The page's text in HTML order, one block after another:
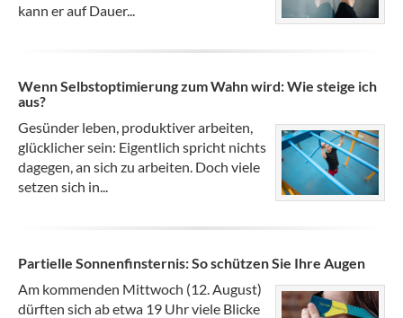
kann er auf Dauer...
Wenn Selbstoptimierung zum Wahn wird: Wie steige ich
aus?
Gesünder leben, produktiver arbeiten,
glücklicher sein: Eigentlich spricht nichts
dagegen, an sich zu arbeiten. Doch viele
setzen sich in...
Partielle Sonnenfinsternis: So schützen Sie Ihre Augen
Am kommenden Mittwoch (12. August)
dürften sich ab etwa 19 Uhr viele Blicke